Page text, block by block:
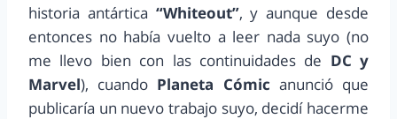
historia antártica “Whiteout”, y aunque desde
entonces no había vuelto a leer nada suyo (no
me llevo bien con las continuidades de DC y
Marvel), cuando Planeta Cómic anunció que
publicaría un nuevo trabajo suyo, decidí hacerme